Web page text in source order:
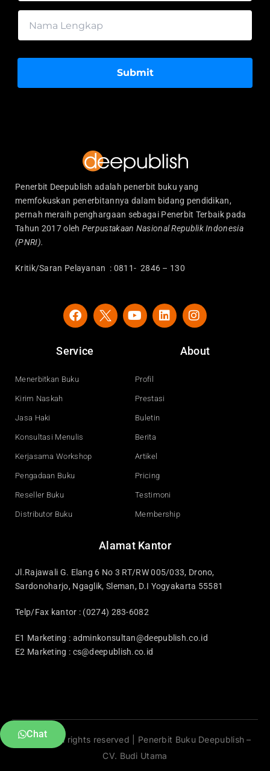
Submit
Penerbit Deepublish adalah penerbit buku yang
memfokuskan penerbitannya dalam bidang pendidikan,
pernah meraih penghargaan sebagai Penerbit Terbaik pada
Tahun 2017 oleh Perpustakaan Nasional Republik Indonesia
(PNRI).
Kritik/Saran Pelayanan : 0811- 2846 – 130
F
a
e
b
o
Y
o
e
L
i
n
I
n
t
a
Service
Menerbitkan Buku
Kirim Naskah
Jasa Haki
Konsultasi Menulis
Kerjasama Workshop
Pengadaan Buku
Reseller Buku
Distributor Buku
About
Profil
Prestasi
Buletin
Berita
Artikel
Pricing
Testimoni
Membership
Alamat Kantor
Jl.Rajawali G. Elang 6 No 3 RT/RW 005/033, Drono,
Sardonoharjo, Ngaglik, Sleman, D.I Yogyakarta 55581
Telp/Fax kantor : (0274) 283-6082
E1 Marketing : adminkonsultan@deepublish.co.id
E2 Marketing : cs@deepublish.co.id
© 2026 All rights reserved | Penerbit Buku Deepublish –
CV. Budi Utama
Chat